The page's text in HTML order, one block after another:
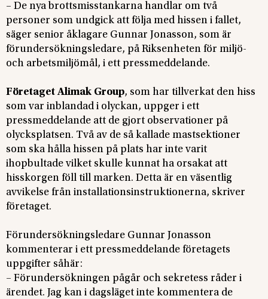
– De nya brottsmisstankarna handlar om två
personer som undgick att följa med hissen i fallet,
säger senior åklagare Gunnar Jonasson, som är
förundersökningsledare, på Riksenheten för miljö-
och arbetsmiljömål, i ett pressmeddelande.
Företaget Alimak Group, som har tillverkat den hiss
som var inblandad i olyckan, uppger i ett
pressmeddelande att de gjort observationer på
olycksplatsen. Två av de så kallade mastsektioner
som ska hålla hissen på plats har inte varit
ihopbultade vilket skulle kunnat ha orsakat att
hisskorgen föll till marken. Detta är en väsentlig
avvikelse från installationsinstruktionerna, skriver
företaget.
Förundersökningsledare Gunnar Jonasson
kommenterar i ett pressmeddelande företagets
uppgifter såhär:
– Förundersökningen pågår och sekretess råder i
ärendet. Jag kan i dagsläget inte kommentera de